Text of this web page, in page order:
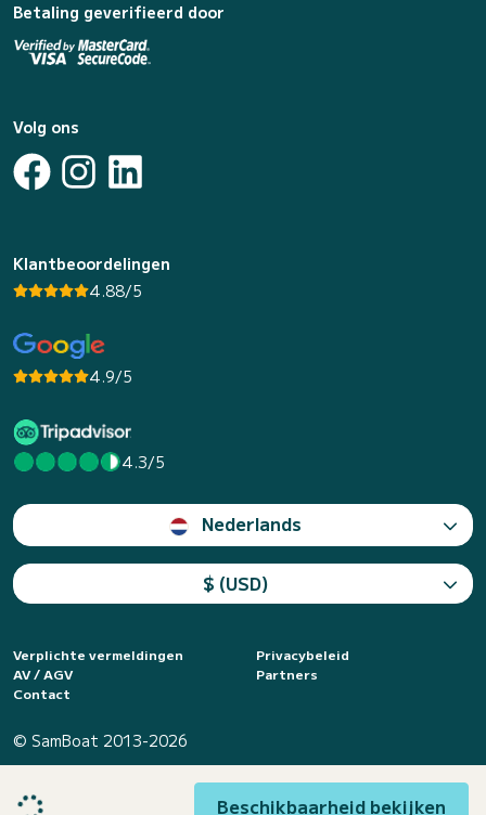
Beschikbaarheid bekijken
Betaling geverifieerd door
Volg ons
Klantbeoordelingen
4.88/5
4.9/5
4.3/5
Nederlands
$ (USD)
Verplichte vermeldingen
Privacybeleid
AV / AGV
Partners
Contact
© SamBoat 2013-2026